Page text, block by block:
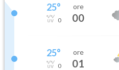
25°
0
ore
00
25°
0
ore
01